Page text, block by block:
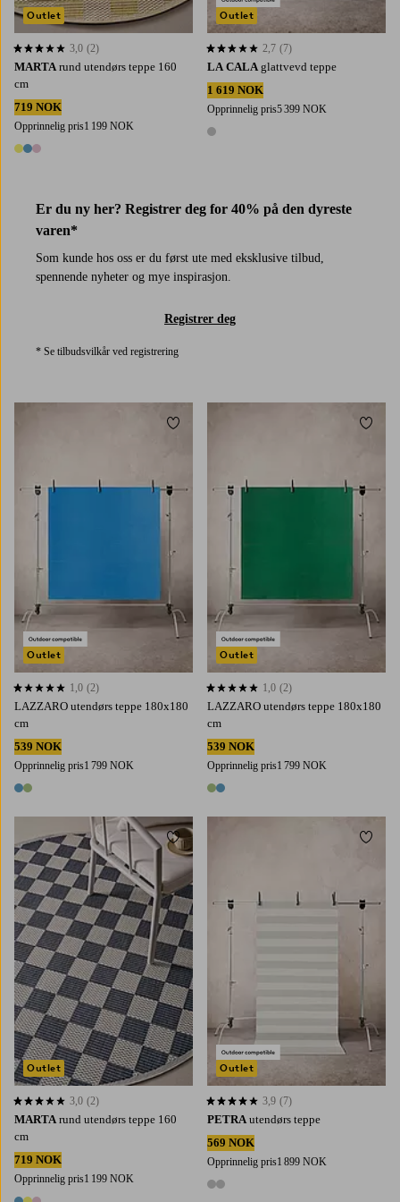
MARTA rund utendørs teppe 160
cm
719 NOK
Opprinnelig pris1 199 NOK
3 farger
3,0 basert på 2 karaktergivninger
3,0 (2)
Outlet
Er du ny her? Registrer deg for 40% på den dyreste
varen*
Som kunde hos oss er du først ute med eksklusive tilbud,
spennende nyheter og mye inspirasjon.
Registrer deg
* Se tilbudsvilkår ved registrering
LA CALA glattvevd teppe
1 619 NOK
Opprinnelig pris5 399 NOK
1 farge
2,7 basert på 7 karaktergivninger
2,7 (7)
Outlet
LAZZARO utendørs teppe 180x180
cm
539 NOK
Opprinnelig pris1 799 NOK
2 farger
1,0 basert på 2 karaktergivninger
1,0 (2)
Outlet
Legg til favoritter
LAZZARO utendørs teppe 180x180
cm
539 NOK
Opprinnelig pris1 799 NOK
2 farger
1,0 basert på 2 karaktergivninger
1,0 (2)
Outlet
Legg
MARTA rund utendørs teppe 160
cm
719 NOK
Opprinnelig pris1 199 NOK
3,0 basert på 2 karaktergivninger
3,0 (2)
Outlet
Legg til favoritter
PETRA utendørs teppe
569 NOK
Opprinnelig pris1 899 NOK
2 farger
3,9 basert på 7 karaktergivninger
3,9 (7)
Outlet
Legg